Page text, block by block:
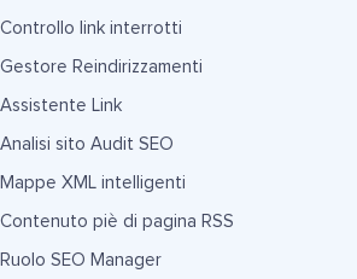
Controllo link interrotti
Gestore Reindirizzamenti
Assistente Link
Analisi sito Audit SEO
Mappe XML intelligenti
Contenuto piè di pagina RSS
Ruolo SEO Manager